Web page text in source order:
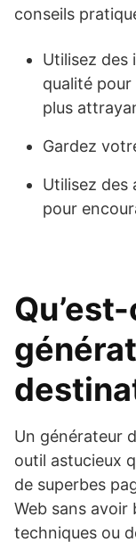
conseils
Utilisez des
qualité
plus
Gardez
Utilisez des
pour
Un générateur
outil astucieux
de superbes
Web sans avoir
techniques ou